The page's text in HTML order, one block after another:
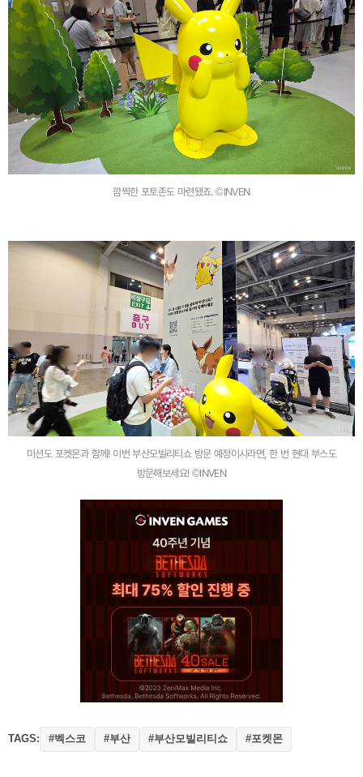
깜찍한 포토존도 마련됐죠. ©INVEN
미션도 포켓몬과 함께! 이번 부산모빌리티쇼 방문 예정이시라면, 한 번 현대 부스도
방문해보세요! ©INVEN
TAGS: #벡스코 #부산 #부산모빌리티쇼 #포켓몬